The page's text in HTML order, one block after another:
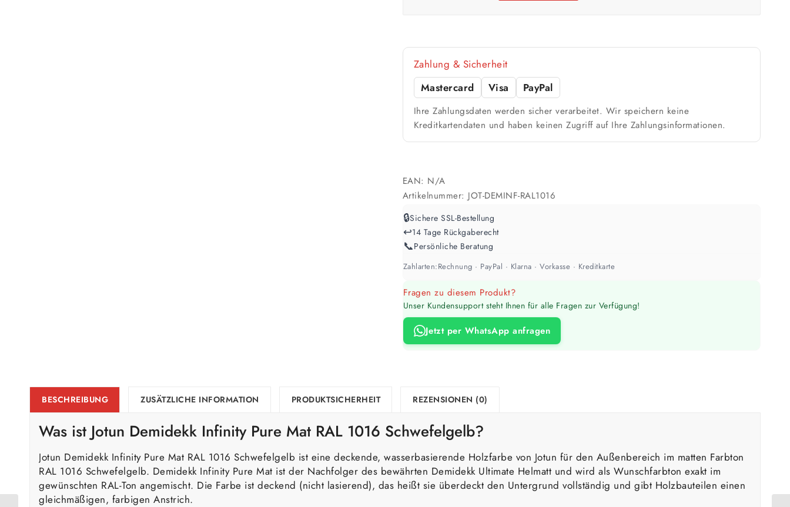
Farbig / dunkel
2 Anstriche empfohlen
Werte sind Richtwerte und können je nach Untergrund und Werkzeug abweichen. Für 10 % Reserve wird automatisch
aufgerundet.
Zahlung & Sicherheit
Mastercard
Visa PayPal
Ihre Zahlungsdaten werden sicher verarbeitet. Wir speichern keine
Kreditkartendaten und haben keinen Zugriff auf Ihre Zahlungsinformationen.
EAN: N/A
Artikelnummer: JOT-DEMINF-RAL1016
🔒Sichere SSL-Bestellung
↩️14 Tage Rückgaberecht
📞Persönliche Beratung
Zahlarten:Rechnung · PayPal · Klarna · Vorkasse · Kreditkarte
Fragen zu diesem Produkt?
Unser Kundensupport steht Ihnen für alle Fragen zur Verfügung!
Jetzt per WhatsApp anfragen
BESCHREIBUNG ZUSÄTZLICHE INFORMATION PRODUKTSICHERHEIT REZENSIONEN (0)
Was ist Jotun Demidekk Infinity Pure Mat RAL 1016 Schwefelgelb?
Jotun Demidekk Infinity Pure Mat RAL 1016 Schwefelgelb ist eine deckende, wasserbasierende Holzfarbe von Jotun für den Außenbereich im matten Farbton
RAL 1016 Schwefelgelb. Demidekk Infinity Pure Mat ist der Nachfolger des bewährten Demidekk Ultimate Helmatt und wird als Wunschfarbton exakt im
gewünschten RAL-Ton angemischt. Die Farbe ist deckend (nicht lasierend), das heißt sie überdeckt den Untergrund vollständig und gibt Holzbauteilen einen
gleichmäßigen, farbigen Anstrich.